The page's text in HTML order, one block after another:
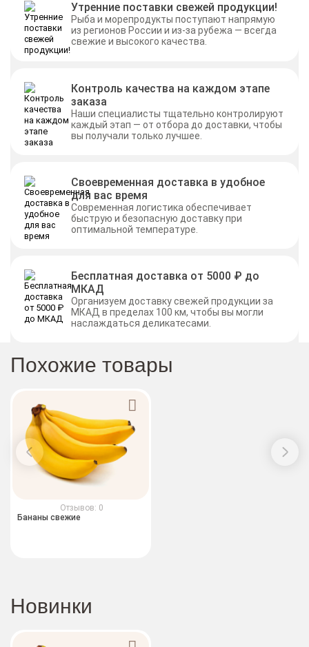
Утренние поставки свежей продукции!
Рыба и морепродукты поступают напрямую
из регионов России и из-за рубежа — всегда
свежие и высокого качества.
Контроль качества на каждом этапе
заказа
Наши специалисты тщательно контролируют
каждый этап — от отбора до доставки, чтобы
вы получали только лучшее.
Своевременная доставка в удобное
для вас время
Современная логистика обеспечивает
быструю и безопасную доставку при
оптимальной температуре.
Бесплатная доставка от 5000 ₽ до
МКАД
Организуем доставку свежей продукции за
МКАД в пределах 100 км, чтобы вы могли
наслаждаться деликатесами.
Похожие товары
Отзывов: 0
Бананы свежие
Новинки